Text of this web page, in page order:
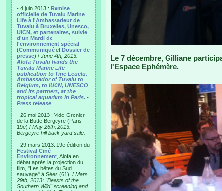
- 4 juin 2013 : Remise
officielle de Tuvalu Marine
Life à l'Ambassadeur de
Tuvalu à Bruxelles, Unesco,
UICN, et partenaires, suivie
d'un Mardi de
l'environnement spécial . -
(Communiqué et Dossier de
presse) / June 4th, 2013:
Alofa Tuvalu hands the
Tuvalu Marine Life
publication to Tine Leuelu,
Ambassador of Tuvalu to
Belgium, to IUCN, UNESCO
and its partners, at the
tropical aquarium in Paris. -
Press release
- 26 mai 2013 : Vide-Grenier
de la Butte Bergeyre (Paris
19e) / May 26th, 2013:
Bergeyre hill back yard sale.
- 29 mars 2013: 19e édition du
Festival Ciné
Environnement , Alofa en
débat après la projection du
film, "Les bêtes du Sud
sauvage" à Sées (61). / Mars
29th, 2013: "Beasts of the
Southern Wild" screening and
Le 7 décembre, Gilliane
l'Espace Ephémère.